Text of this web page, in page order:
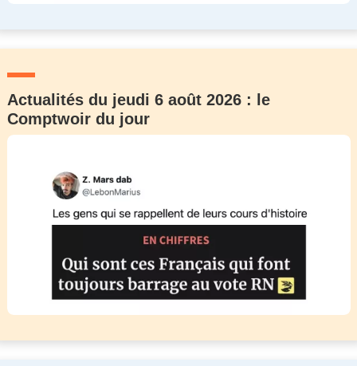
Actualités du jeudi 6 août 2026 : le
Comptwoir du jour